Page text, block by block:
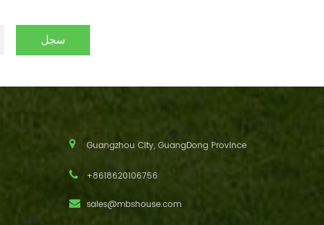
Guangzhou City, GuangDong Province
+8618620106756
sales@mbshouse.com